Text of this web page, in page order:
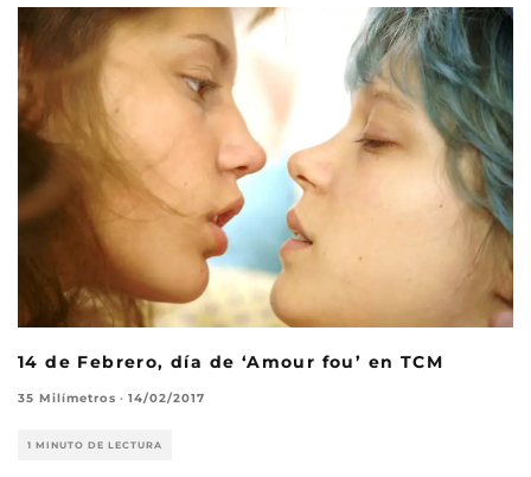
14 de Febrero, día de ‘Amour fou’ en TCM
35 Milímetros · 14/02/2017
1 MINUTO DE LECTURA